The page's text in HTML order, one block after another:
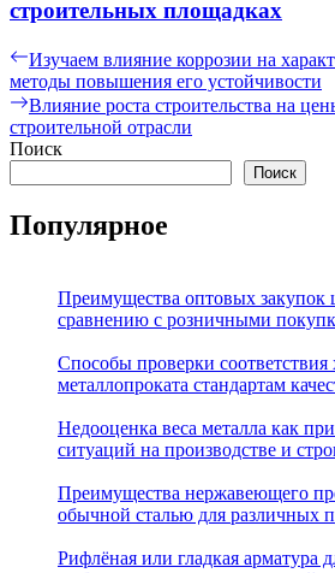
строительных площадках
Навигация
по
записям
Предыдущая
запись:
Изучаем влияние коррозии на
методы повышения его устойчивости
Следующая
запись:
Влияние роста строительства на
строительной отрасли
Поиск
Поиск
Популярное
Преимущества оптовых закупок
сравнению с розничными
Способы проверки соответствия
металлопроката стандартам
Недооценка веса металла как
ситуаций на производстве и
Преимущества нержавеющего
обычной сталью для различных
Рифлёная или гладкая арматура